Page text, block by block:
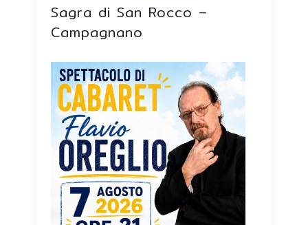
Sagra di San Rocco –
Campagnano